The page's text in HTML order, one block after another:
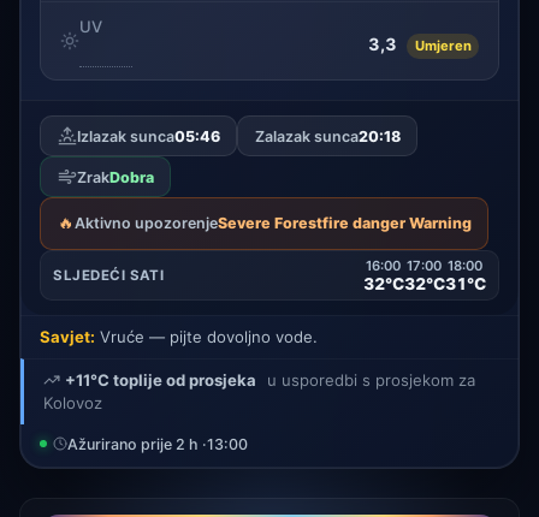
UV
3,3 Umjeren
Izlazak sunca05:46 Zalazak sunca20:18
ZrakDobra
🔥 Aktivno upozorenjeSevere Forestfire danger Warning
SLJEDEĆI SATI
16:00
32°C
17:00
32°C
18:00
31°C
Savjet: Vruće — pijte dovoljno vode.
+11°C toplije od prosjeka
u usporedbi s prosjekom za
Kolovoz
Ažurirano prije 2 h ·13:00